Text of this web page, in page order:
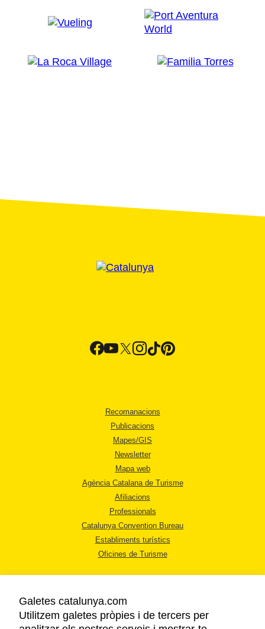
Recomanacions
Publicacions
Mapes/GIS
Newsletter
Mapa web
Agència Catalana de Turisme
Afiliacions
Professionals
Catalunya Convention Bureau
Establiments turístics
Oficines de Turisme
Galetes catalunya.com
Utilitzem galetes pròpies i de tercers per